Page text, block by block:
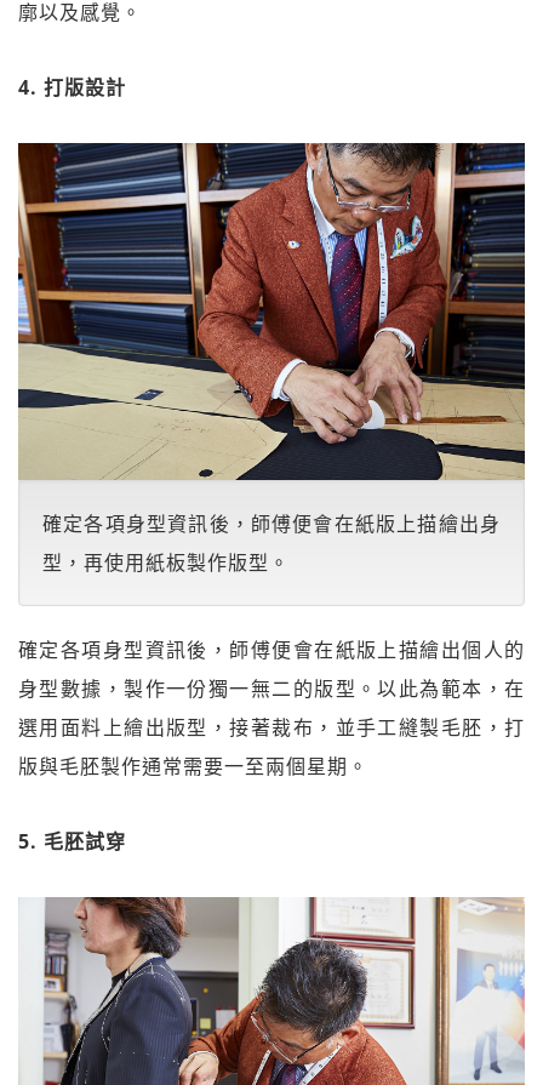
廓以及感覺。
4. 打版設計
確定各項身型資訊後，師傅便會在紙版上描繪出身
型，再使用紙板製作版型。
確定各項身型資訊後，師傅便會在紙版上描繪出個人的
身型數據，製作一份獨一無二的版型。以此為範本，在
選用面料上繪出版型，接著裁布，並手工縫製毛胚，打
版與毛胚製作通常需要一至兩個星期。
5. 毛胚試穿